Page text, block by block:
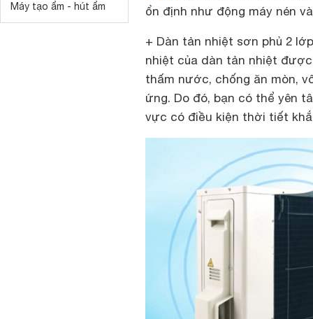
Máy tạo ẩm - hút ẩm
ổn định như động máy nén
+ Dàn tản nhiệt sơn phủ 2
nhiệt của dàn tản nhiệt
thấm nước, chống ăn mòn,
ứng. Do đó, bạn có thể yên
vực có điều kiện thời tiết